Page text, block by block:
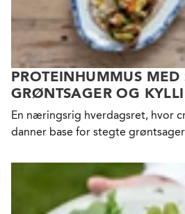
PROTEINHUMMUS MED
GRØNTSAGER OG
En næringsrig hverdagsret, hvor
danner base for stegte